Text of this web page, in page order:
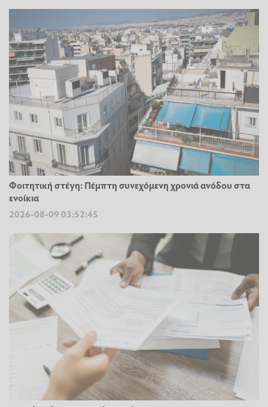
Φοιτητική στέγη: Πέμπτη συνεχόμενη χρονιά ανόδου στα
ενοίκια
2026-08-09 03:52:45